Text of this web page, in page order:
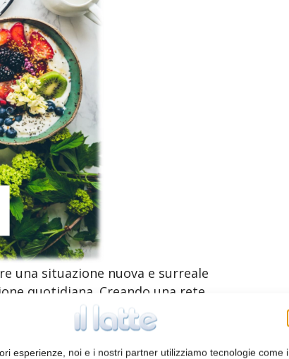
esperienze, noi e i nostri partner utilizziamo tecnologie come i
una situazione nuova e surreale
quotidiana. Creando una rete
hanno così pensato di scrivere
che possa essere d’aiuto
massima utili per riorganizzarsi con